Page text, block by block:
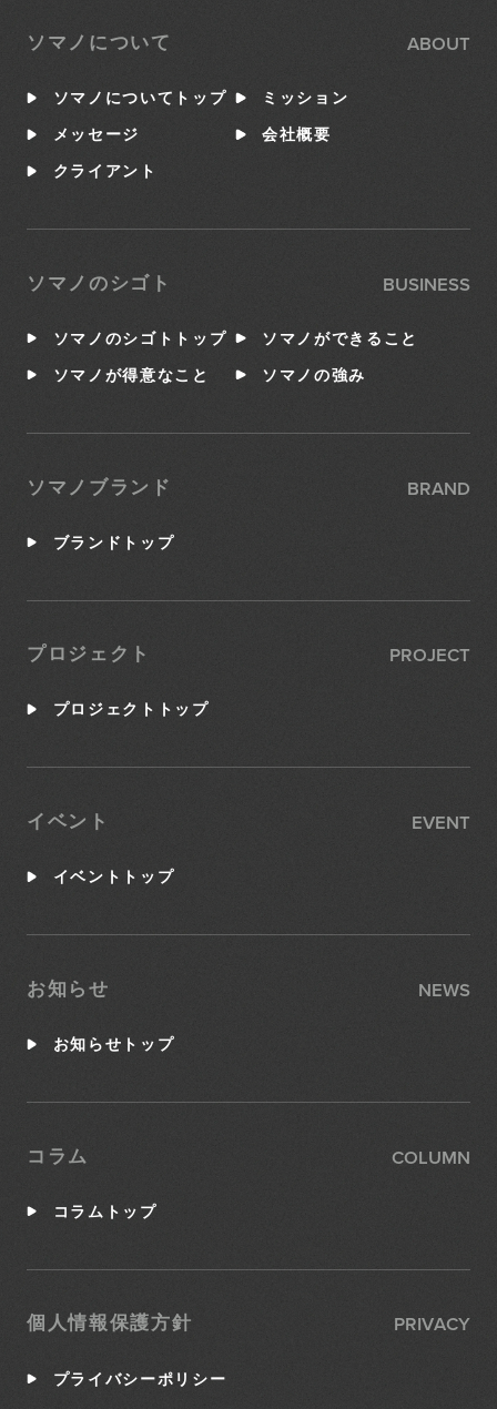
ソマノについて ABOUT
ソマノについてトップ ミッション
メッセージ 会社概要
クライアント
ソマノのシゴト BUSINESS
ソマノのシゴトトップ ソマノができること
ソマノが得意なこと ソマノの強み
ソマノブランド BRAND
ブランドトップ
プロジェクト PROJECT
プロジェクトトップ
イベント EVENT
イベントトップ
お知らせ NEWS
お知らせトップ
コラム COLUMN
コラムトップ
個人情報保護方針 PRIVACY
プライバシーポリシー